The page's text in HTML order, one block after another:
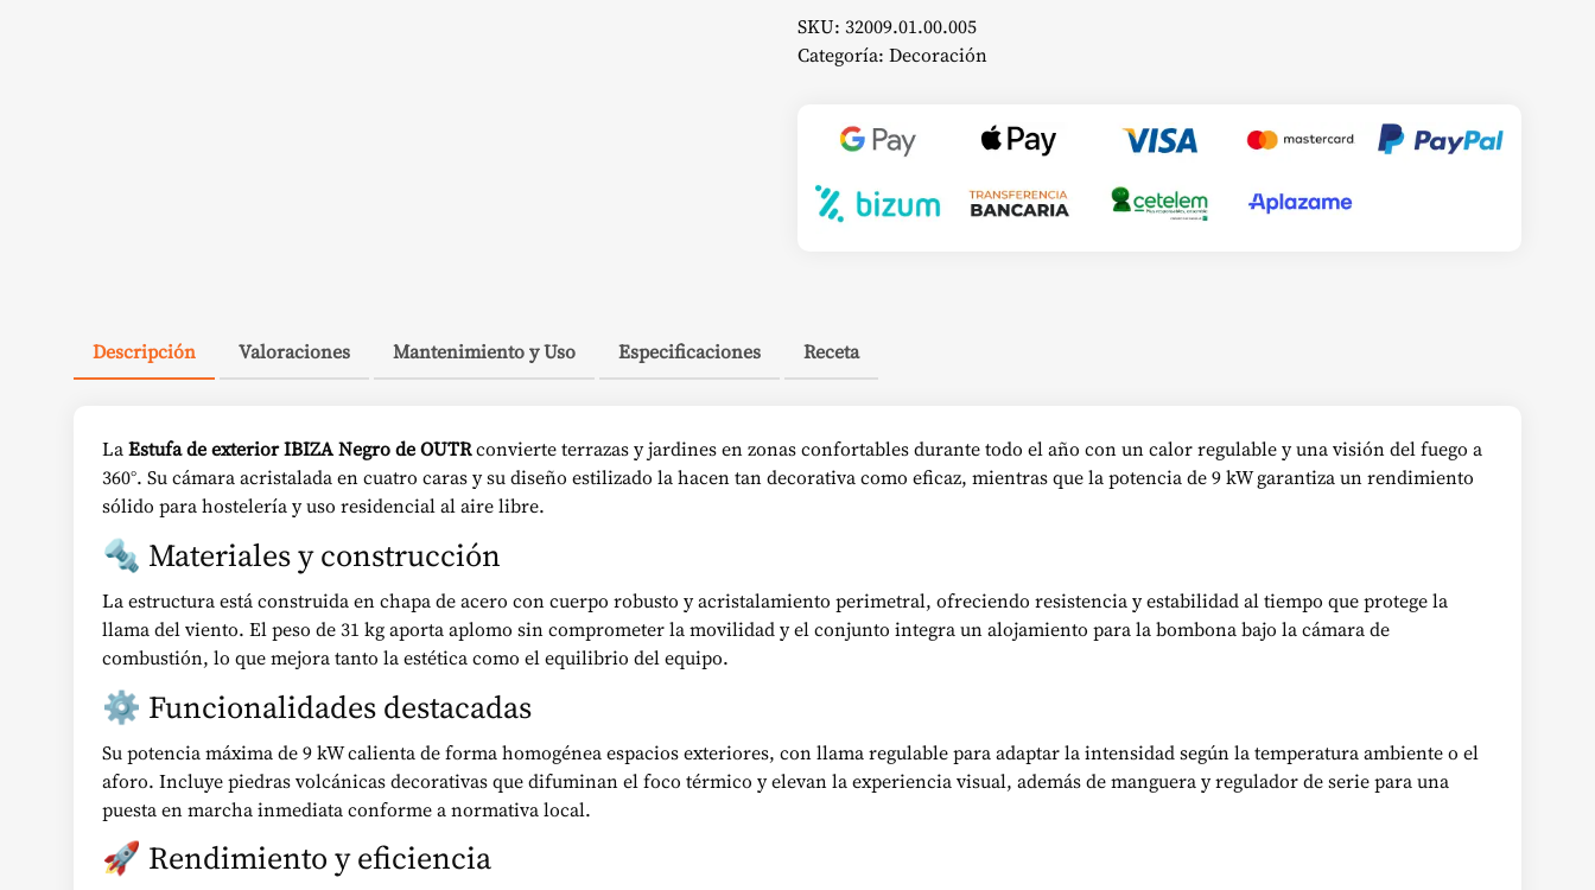
SKU: 32009.01.00.005
Categoría: Decoración
Descripción Valoraciones Mantenimiento y Uso Especificaciones Receta
LaEstufa de exterior IBIZA Negro de OUTRconvierte terrazas y jardines en zonas confortables durante todo el año con un calor regulable y una visión del fuego a
360°. Su cámara acristalada en cuatro caras y su diseño estilizado la hacen tan decorativa como eficaz, mientras que la potencia de 9 kW garantiza un rendimiento
sólido para hostelería y uso residencial al aire libre.
🔩 Materiales y construcción
La estructura está construida en chapa de acero con cuerpo robusto y acristalamiento perimetral, ofreciendo resistencia y estabilidad al tiempo que protege la
llama del viento. El peso de 31 kg aporta aplomo sin comprometer la movilidad y el conjunto integra un alojamiento para la bombona bajo la cámara de
combustión, lo que mejora tanto la estética como el equilibrio del equipo.
⚙️ Funcionalidades destacadas
Su potencia máxima de 9 kW calienta de forma homogénea espacios exteriores, con llama regulable para adaptar la intensidad según la temperatura ambiente o el
aforo. Incluye piedras volcánicas decorativas que difuminan el foco térmico y elevan la experiencia visual, además de manguera y regulador de serie para una
puesta en marcha inmediata conforme a normativa local.
🚀 Rendimiento y eficiencia